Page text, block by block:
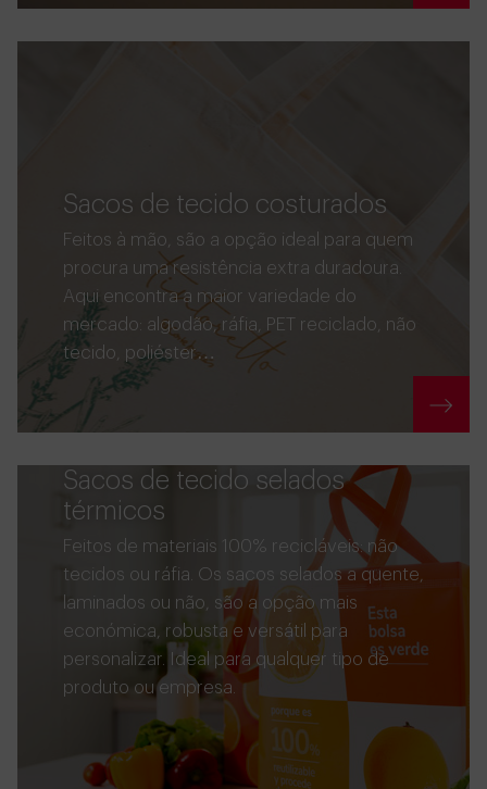
Sacos de tecido costurados
Feitos à mão, são a opção ideal para quem
procura uma resistência extra duradoura.
Aqui encontra a maior variedade do
mercado: algodão, ráfia, PET reciclado, não
tecido, poliéster…
Sacos de tecido selados
térmicos
Feitos de materiais 100% recicláveis: não
tecidos ou ráfia. Os sacos selados a quente,
laminados ou não, são a opção mais
económica, robusta e versátil para
personalizar. Ideal para qualquer tipo de
produto ou empresa.